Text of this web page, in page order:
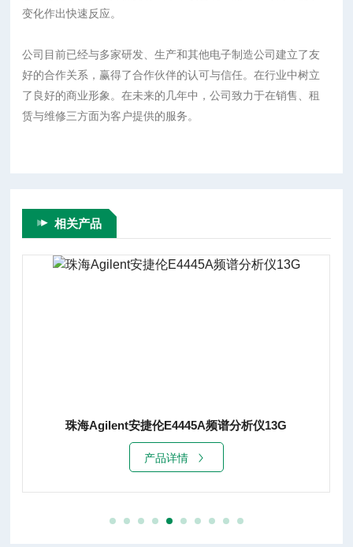
变化作出快速反应。
公司目前已经与多家研发、生产和其他电子制造公司建立了友
好的合作关系，赢得了合作伙伴的认可与信任。在行业中树立
了良好的商业形象。在未来的几年中，公司致力于在销售、租
赁与维修三方面为客户提供的服务。
相关产品
分析仪13G 宁波AgilentE4443A频谱分析仪